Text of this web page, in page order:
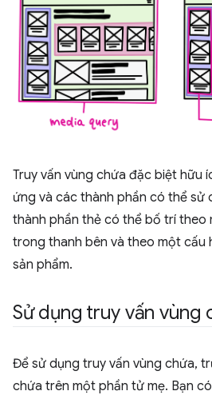
Truy vấn vùng chứa đặc biệt hữu
ứng và các thành phần có thể sử
thành phần thẻ có thể bố trí
trong thanh bên và theo một cấu
sản phẩm.
Sử dụng truy vấn vùng
Để sử dụng truy vấn vùng chứa,
chứa trên một phần tử mẹ. Bạn